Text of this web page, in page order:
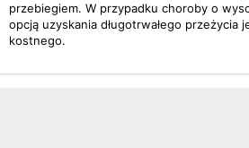
przebiegiem. W przypadku choroby o
opcją uzyskania długotrwałego przeżycia
kostnego.